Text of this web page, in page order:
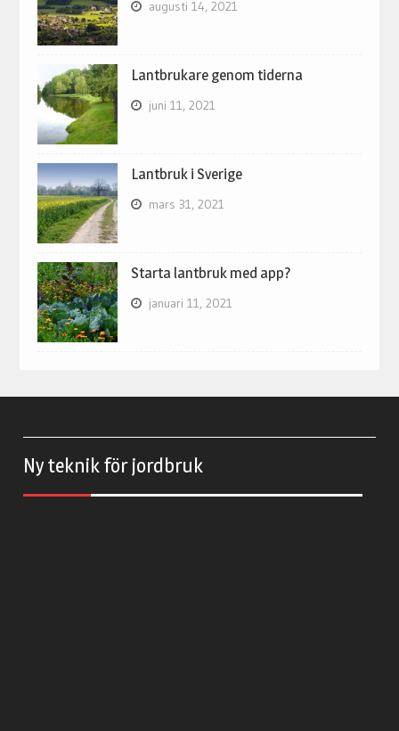
augusti 14, 2021
Lantbrukare genom tiderna
juni 11, 2021
Lantbruk i Sverige
mars 31, 2021
Starta lantbruk med app?
januari 11, 2021
Ny teknik för jordbruk